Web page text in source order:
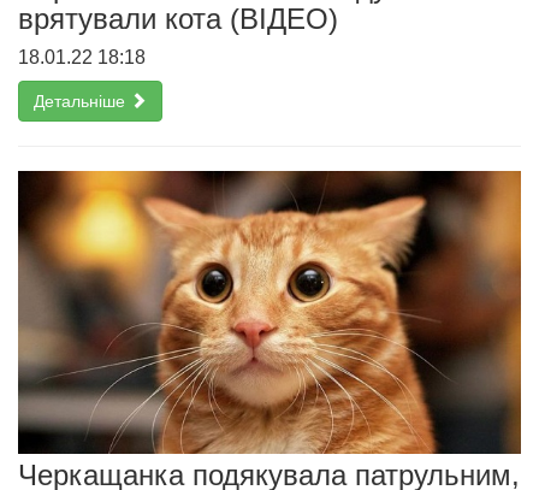
врятували кота (ВІДЕО)
18.01.22 18:18
Детальніше
Черкащанка подякувала патрульним,